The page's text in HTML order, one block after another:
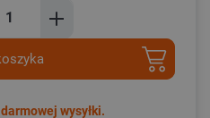
darmowej wysyłki.